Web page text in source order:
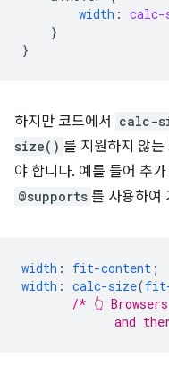
width : calc-
}
}
하지만 코드에서 calc-
size() 를 지원하지 않는
야 합니다. 예를 들어 추
@supports 를 사용하여
width : fit-content ;
width : calc-size(fit-
/* 👆
and